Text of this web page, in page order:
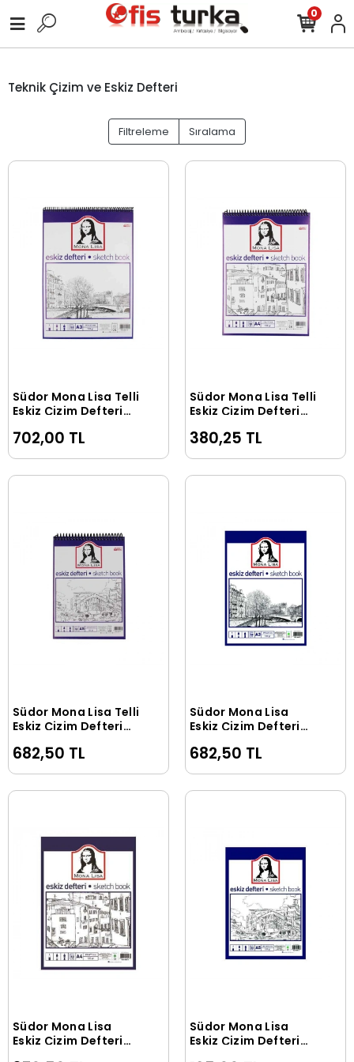
0
Teknik Çizim ve Eskiz Defteri
Filtreleme Sıralama
Sepete Ekle
Südor Mona Lisa Telli
Eskiz Çizim Defteri
gr. 50 yp.
702,00 TL
Sepete Ekle
Südor Mona Lisa Telli
Eskiz Çizim Defteri
gr. 50 yp.
380,25 TL
Sepete Ekle
Südor Mona Lisa Telli
Eskiz Çizim Defteri
gr. 50 yp.
682,50 TL
Sepete Ekle
Südor Mona Lisa
Eskiz Çizim Defteri
gr. 50 yp.
682,50 TL
Sepete Ekle
Südor Mona Lisa
Eskiz Çizim Defteri
Sepete Ekle
Südor Mona Lisa
Eskiz Çizim Defteri